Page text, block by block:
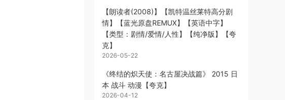
【朗读者(2008)】【凯特温丝莱特高分剧
情】【蓝光原盘REMUX】【英语中字】
【类型：剧情/爱情/人性】【纯净版】【夸
克】
2026-05-22
《终结的炽天使：名古屋决战篇》 2015 日
本 战斗 动漫【夸克】
2026-04-12